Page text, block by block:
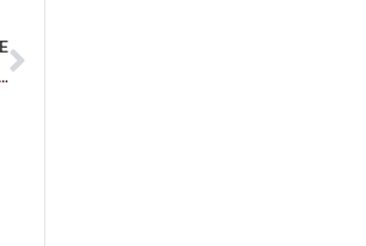
REUNIÓN CON CLUBES Y ENTIDADES PARTICIPANTES EN LA CATEGORIA INFANTIL DE RENDIMIENTO